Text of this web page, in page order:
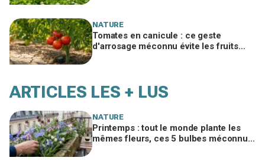
NATURE
Tomates en canicule : ce geste
d'arrosage méconnu évite les fruits
ARTICLES LES + LUS
NATURE
Printemps : tout le monde plante les
mêmes fleurs, ces 5 bulbes méconnus